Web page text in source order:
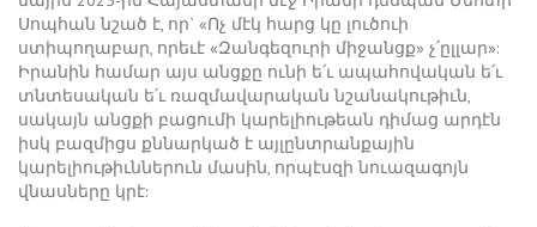
Սոպհան նշած է, որ` «Ոչ մէկ հարց կը լուծուի
ստիպողաբար, որեւէ «Զանգեզուրի միջանցք» չ՛ըլլար»:
Իրանին համար այս անցքը ունի ե՛ւ ապահովական ե՛ւ
տնտեսական ե՛ւ ռազմավարական նշանակութիւն,
սակայն անցքի բացումի կարելիութեան դիմաց արդէն
իսկ բազմիցս քննարկած է այլընտրանքային
կարելիութիւններուն մասին, որպէսզի նուազագոյն
վնասները կրէ: